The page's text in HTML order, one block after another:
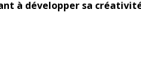
à développer sa